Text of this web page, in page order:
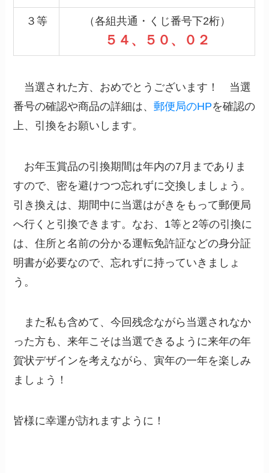
３等 （各組共通・くじ番号下2桁）
５４、５０、０２
当選された方、おめでとうございます！ 当選
番号の確認や商品の詳細は、郵便局のHPを確認の
上、引換をお願いします。
お年玉賞品の引換期間は年内の7月までありま
すので、密を避けつつ忘れずに交換しましょう。
引き換えは、期間中に当選はがきをもって郵便局
へ行くと引換できます。なお、1等と2等の引換に
は、住所と名前の分かる運転免許証などの身分証
明書が必要なので、忘れずに持っていきましょ
う。
また私も含めて、今回残念ながら当選されなか
った方も、来年こそは当選できるように来年の年
賀状デザインを考えながら、寅年の一年を楽しみ
ましょう！
皆様に幸運が訪れますように！